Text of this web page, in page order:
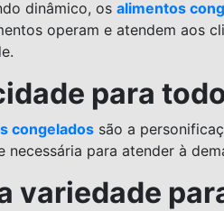
dinâmico, os alimentos
operam e atendem aos
para
congelados são a
necessária para atender à
variedade